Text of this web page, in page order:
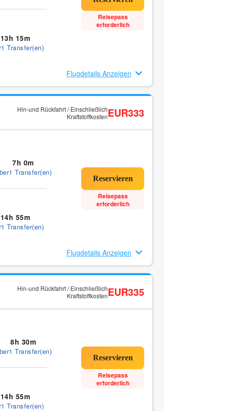
13h 15m
Transfer(en)
Reisepass
erforderlich
Flugdetails Anzeigen
Hin-und Rückfahrt / Einschließlich
KraftstoffkostenEUR333
7h 0m
Transfer(en)
14h 55m
Transfer(en)
Reisepass
erforderlich
Flugdetails Anzeigen
Hin-und Rückfahrt / Einschließlich
KraftstoffkostenEUR335
8h 30m
Transfer(en)
14h 55m
Transfer(en)
Reisepass
erforderlich